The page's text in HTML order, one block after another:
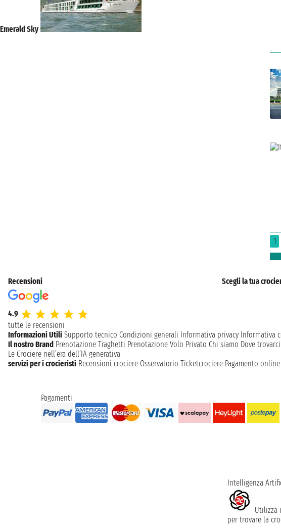
1
Emerald Sky
Recensioni
4.9
tutte le recensioni
Scegli la tua
Informazioni Utili Supporto tecnico Condizioni generali Informativa privacy Informativa
Il nostro Brand Prenotazione Traghetti Prenotazione Volo Privato Chi siamo Dove trovarci
Le Crociere nell’era dell’IA generativa
servizi per i crocieristi Recensioni crociere Osservatorio Ticketcrociere Pagamento online
Pagamenti
Intelligenza
Utilizza
per trovare la